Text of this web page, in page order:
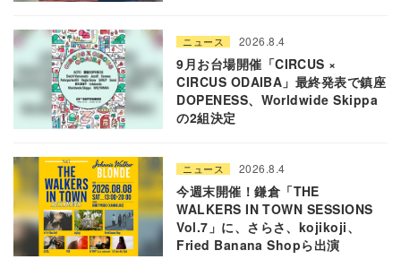
ニュース 2026.8.4
9月お台場開催「CIRCUS ×
CIRCUS ODAIBA」最終発表で鎮座
DOPENESS、Worldwide Skippa
の2組決定
ニュース 2026.8.4
今週末開催！鎌倉「THE
WALKERS IN TOWN SESSIONS
Vol.7」に、さらさ、kojikoji、
Fried Banana Shopら出演